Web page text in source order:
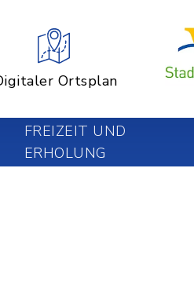
Ortsplan
FREIZEIT UND
ERHOLUNG